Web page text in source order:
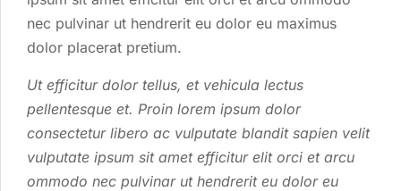
nec pulvinar ut hendrerit eu dolor eu maximus
dolor placerat pretium.
Ut efficitur dolor tellus, et vehicula lectus
pellentesque et. Proin lorem ipsum dolor
consectetur libero ac vulputate blandit sapien velit
vulputate ipsum sit amet efficitur elit orci et arcu
ommodo nec pulvinar ut hendrerit eu dolor eu